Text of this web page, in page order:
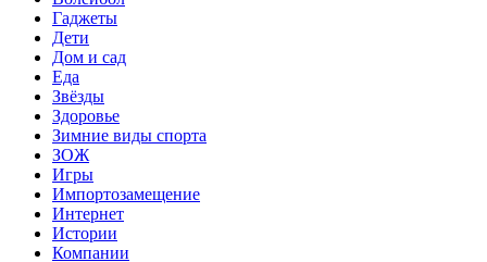
Гаджеты
Дети
Дом и сад
Еда
Звёзды
Здоровье
Зимние виды спорта
ЗОЖ
Игры
Импортозамещение
Интернет
Истории
Компании